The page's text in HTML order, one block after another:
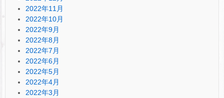
2022年11月
2022年10月
2022年9月
2022年8月
2022年7月
2022年6月
2022年5月
2022年4月
2022年3月